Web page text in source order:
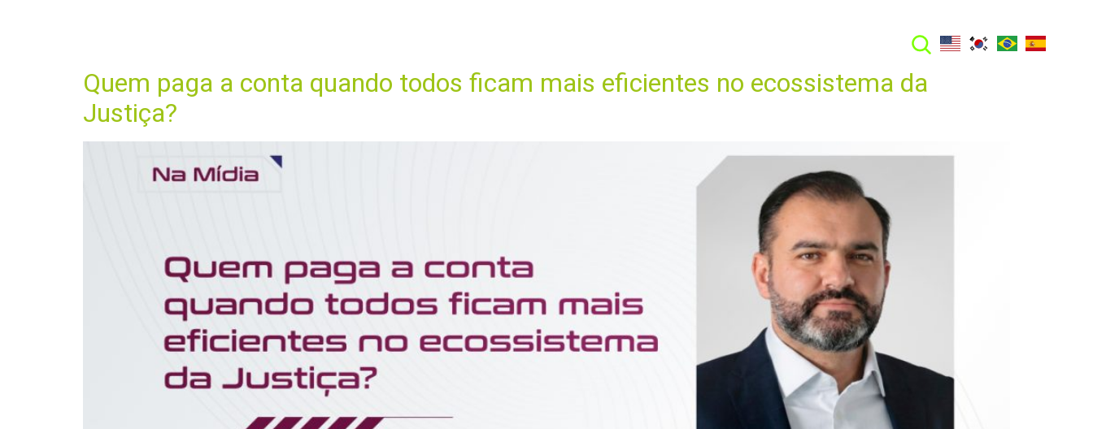
Quem paga a conta quando todos ficam mais eficientes no ecossistema da
Justiça?